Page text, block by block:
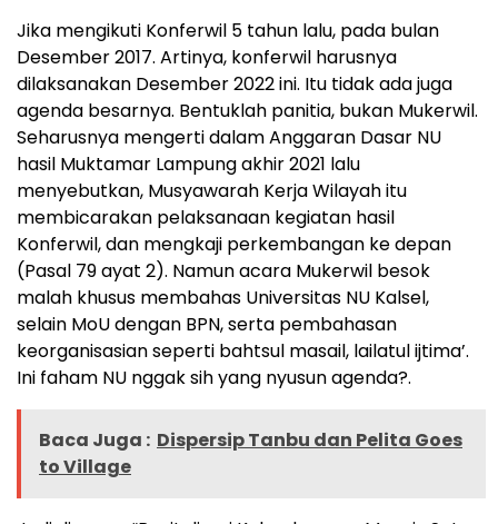
Jika mengikuti Konferwil 5 tahun lalu, pada bulan
Desember 2017. Artinya, konferwil harusnya
dilaksanakan Desember 2022 ini. Itu tidak ada juga
agenda besarnya. Bentuklah panitia, bukan Mukerwil.
Seharusnya mengerti dalam Anggaran Dasar NU
hasil Muktamar Lampung akhir 2021 lalu
menyebutkan, Musyawarah Kerja Wilayah itu
membicarakan pelaksanaan kegiatan hasil
Konferwil, dan mengkaji perkembangan ke depan
(Pasal 79 ayat 2). Namun acara Mukerwil besok
malah khusus membahas Universitas NU Kalsel,
selain MoU dengan BPN, serta pembahasan
keorganisasian seperti bahtsul masail, lailatul ijtima’.
Ini faham NU nggak sih yang nyusun agenda?.
Baca Juga : Dispersip Tanbu dan Pelita Goes
to Village